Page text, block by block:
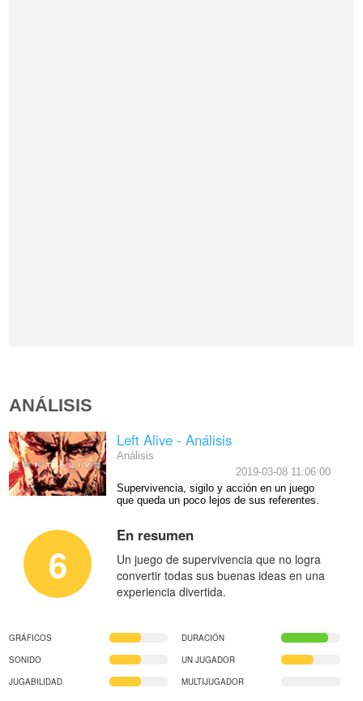
ANÁLISIS
Left Alive - Análisis
Análisis
2019-03-08 11:06:00
Supervivencia, sigilo y acción en un juego
que queda un poco lejos de sus referentes.
6
En resumen
Un juego de supervivencia que no logra
convertir todas sus buenas ideas en una
experiencia divertida.
GRÁFICOS
DURACIÓN
SONIDO
UN JUGADOR
JUGABILIDAD
MULTIJUGADOR